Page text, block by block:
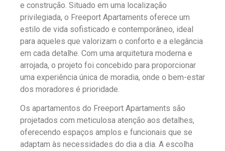
e construção. Situado em uma localização
privilegiada, o Freeport Apartaments oferece um
estilo de vida sofisticado e contemporâneo, ideal
para aqueles que valorizam o conforto e a elegância
em cada detalhe. Com uma arquitetura moderna e
arrojada, o projeto foi concebido para proporcionar
uma experiência única de moradia, onde o bem-estar
dos moradores é prioridade.
Os apartamentos do Freeport Apartaments são
projetados com meticulosa atenção aos detalhes,
oferecendo espaços amplos e funcionais que se
adaptam às necessidades do dia a dia. A escolha